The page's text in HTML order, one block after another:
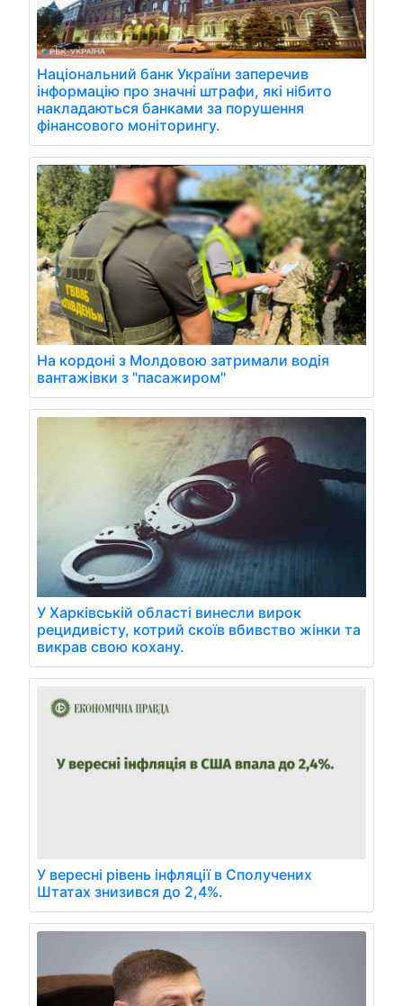
Національний банк України заперечив
інформацію про значні штрафи, які нібито
накладаються банками за порушення
фінансового моніторингу.
На кордоні з Молдовою затримали водія
вантажівки з "пасажиром"
У Харківській області винесли вирок
рецидивісту, котрий скоїв вбивство жінки та
викрав свою кохану.
У вересні рівень інфляції в Сполучених
Штатах знизився до 2,4%.